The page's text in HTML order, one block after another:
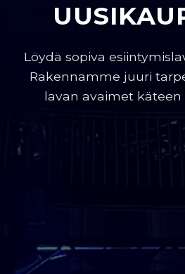
Löydä sopiva
Rakennamme juuri
lavan avaimet käteen